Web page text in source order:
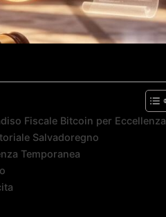
Fiscale Bitcoin per Eccellenza
Salvadoregno
Temporanea